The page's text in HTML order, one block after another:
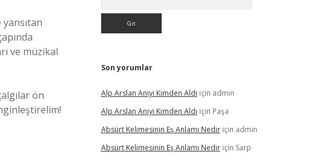
ve müzikal
ön
Son yorumlar
Alp Arslan Aniyi Kimden Aldı için admin
Alp Arslan Aniyi Kimden Aldı için Paşa
Absürt Kelimesinin Eş Anlamı Nediriçin admin
Absürt Kelimesinin Eş Anlamı Nediriçin Sarp